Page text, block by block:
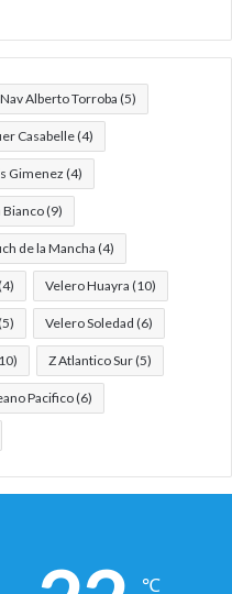
Nav Alberto Torroba (5)
Casabelle(4)
Gimenez(4)
Bianco(9)
de la Mancha (4)
Velero Huayra (10)
Velero Soledad (6)
Z Atlantico Sur(5)
Pacifico(6)
℃